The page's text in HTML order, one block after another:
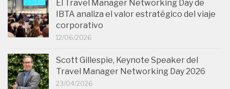
El Travel Manager Networking Day de
IBTA analiza el valor estratégico del viaje
corporativo
12/06/2026
Scott Gillespie, Keynote Speaker del
Travel Manager Networking Day 2026
23/04/2026